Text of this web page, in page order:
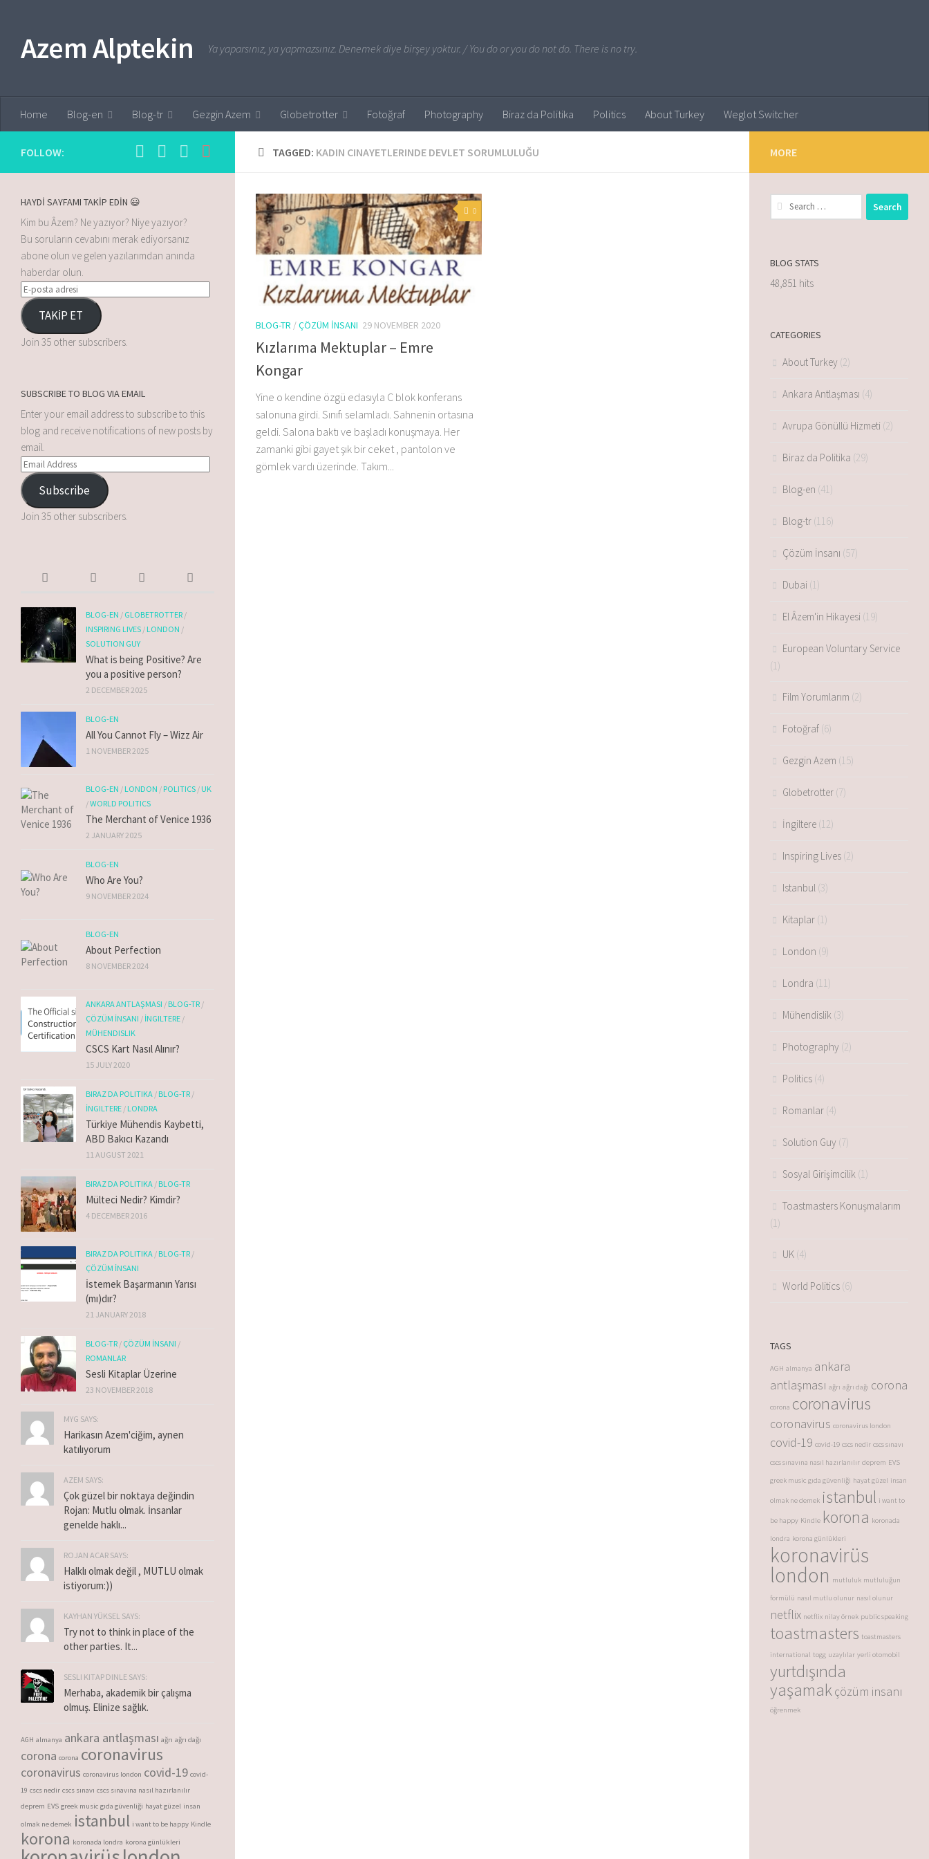
Azem Alptekin Ya yaparsınız, ya yapmazsınız. Denemek diye birşey yoktur. / You do or you do not do. There is no try.
Home Blog-en Blog-tr Gezgin Azem Globetrotter Fotoğraf Photography Biraz da Politika Politics About Turkey Weglot Switcher
TAGGED: KADIN CINAYETLERINDE DEVLET SORUMLULUĞU
0
BLOG-TR /ÇÖZÜM İNSANI 29 NOVEMBER 2020
Kızlarıma Mektuplar – Emre
Kongar
Yine o kendine özgü edasıyla C blok konferans
salonuna girdi. Sınıfı selamladı. Sahnenin ortasına
geldi. Salona baktı ve başladı konuşmaya. Her
zamanki gibi gayet şık bir ceket , pantolon ve
gömlek vardı üzerinde. Takım...
FOLLOW:
HAYDİ SAYFAMI TAKİP EDİN 😃
Kim bu Âzem? Ne yazıyor? Niye yazıyor?
Bu soruların cevabını merak ediyorsanız
abone olun ve gelen yazılarımdan anında
haberdar olun.
TAKİP ET
Join 35 other subscribers.
SUBSCRIBE TO BLOG VIA EMAIL
Enter your email address to subscribe to this
blog and receive notifications of new posts by
email.
Subscribe
Join 35 other subscribers.
BLOG-EN / GLOBETROTTER /
INSPIRING LIVES /LONDON /
SOLUTION GUY
What is being Positive? Are
you a positive person?
2 DECEMBER 2025
BLOG-EN
All You Cannot Fly – Wizz Air
1 NOVEMBER 2025
BLOG-EN /LONDON /POLITICS /UK
/WORLD POLITICS
The Merchant of Venice 1936
2 JANUARY 2025
BLOG-EN
Who Are You?
9 NOVEMBER 2024
BLOG-EN
About Perfection
8 NOVEMBER 2024
ANKARA ANTLAŞMASI /BLOG-TR /
ÇÖZÜM İNSANI / İNGILTERE /
MÜHENDISLIK
CSCS Kart Nasıl Alınır?
15 JULY 2020
BIRAZ DA POLITIKA /BLOG-TR /
İNGILTERE /LONDRA
Türkiye Mühendis Kaybetti,
ABD Bakıcı Kazandı
11 AUGUST 2021
BIRAZ DA POLITIKA /BLOG-TR
Mülteci Nedir? Kimdir?
4 DECEMBER 2016
BIRAZ DA POLITIKA /BLOG-TR /
ÇÖZÜM İNSANI
İstemek Başarmanın Yarısı
(mı)dır?
21 JANUARY 2018
BLOG-TR / ÇÖZÜM İNSANI /
ROMANLAR
Sesli Kitaplar Üzerine
23 NOVEMBER 2018
MYG SAYS:
Harikasın Azem'ciğim, aynen
katılıyorum
AZEM SAYS:
Çok güzel bir noktaya değindin
Rojan: Mutlu olmak. İnsanlar
genelde haklı...
ROJAN ACAR SAYS:
Halklı olmak değil , MUTLU olmak
istiyorum:))
KAYHAN YÜKSEL SAYS:
Try not to think in place of the
other parties. It...
SESLI KITAP DINLE SAYS:
Merhaba, akademik bir çalışma
olmuş. Elinize sağlık.
AGH almanya ankara antlaşması ağrı ağrı dağı
corona corona coronavirus
coronavirus coronavirus london covid-19 covid-
19 cscs nedir cscs sınavı cscs sınavına nasıl hazırlanılır
deprem EVS greek music gıda güvenliği hayat güzel insan
olmak ne demek istanbul i want to be happy Kindle
korona koronada londra korona günlükleri
MORE
BLOG STATS
48,851 hits
CATEGORIES
About Turkey (2)
Ankara Antlaşması (4)
Avrupa Gönüllü Hizmeti (2)
Biraz da Politika (29)
Blog-en (41)
Blog-tr (116)
Çözüm İnsanı (57)
Dubai (1)
El Âzem'in Hikayesi (19)
European Voluntary Service
(1)
Film Yorumlarım (2)
Fotoğraf (6)
Gezgin Azem (15)
Globetrotter (7)
İngiltere (12)
Inspiring Lives (2)
Istanbul (3)
Kitaplar (1)
London (9)
Londra (11)
Mühendislik (3)
Photography (2)
Politics (4)
Romanlar (4)
Solution Guy (7)
Sosyal Girişimcilik (1)
Toastmasters Konuşmalarım
(1)
UK (4)
World Politics (6)
TAGS
AGH almanya ankara
antlaşması ağrı ağrı dağı corona
corona coronavirus
coronavirus coronavirus london
covid-19 covid-19 cscs nedir cscs sınavı
cscs sınavına nasıl hazırlanılır deprem EVS
greek music gıda güvenliği hayat güzel insan
olmak ne demek istanbul i want to
be happy Kindle korona koronada
londra korona günlükleri
koronavirüs
london mutluluk mutluluğun
formülü nasıl mutlu olunur nasıl olunur
netflix netflix nilay örnek public speaking
toastmasters toastmasters
international togg uzaylılar yerli otomobil
yurtdışında
yaşamakçözüm insanı
öğrenmek